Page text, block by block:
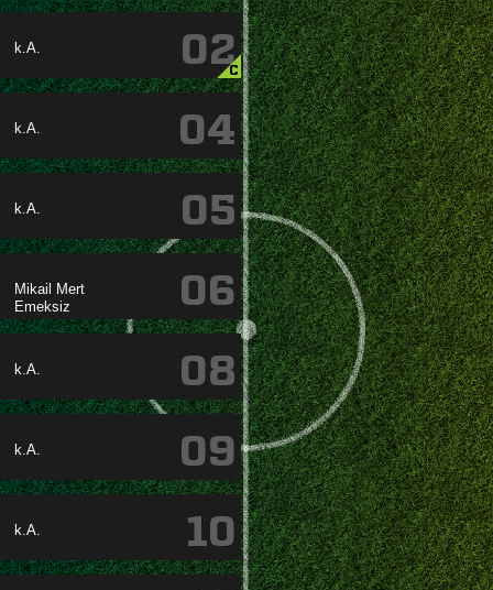
k.A. 02
C
k.A. 04
k.A. 05
 

06
k.A. 08
k.A. 09
k.A. 10